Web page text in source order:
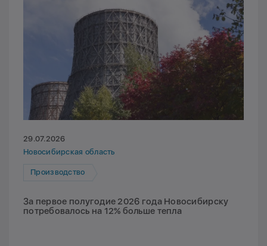
29.07.2026
Новосибирская область
Производство
За первое полугодие 2026 года Новосибирску
потребовалось на 12% больше тепла